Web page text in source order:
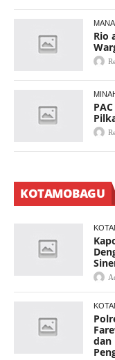
Rio
KOTAMOBAGU
dan